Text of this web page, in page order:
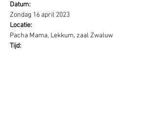
Datum:
Zondag 16 april 2023
Locatie:
Pacha Mama, Lekkum, zaal Zwaluw
Tijd: